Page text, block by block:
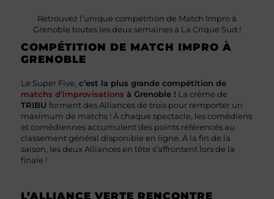
Retrouvez l’unique compétition de Match Impro à
Grenoble toutes les deux semaines à La Crique Sud !
COMPÉTITION DE MATCH IMPRO À
GRENOBLE
Le Super Five, c’est la plus grande compétition de
matchs d’improvisations à Grenoble ! La crème de
TRIBU forment des Alliances de trois pour remporter un
maximum de matchs ! À chaque spectacle, les comédiens
et comédiennes accumulent des points référencés au
classement général disponible en ligne. À la fin de la
saison, les deux Alliances en tête s’affrontent lors de la
finale !
L’ALLIANCE VERTE RENCONTRE